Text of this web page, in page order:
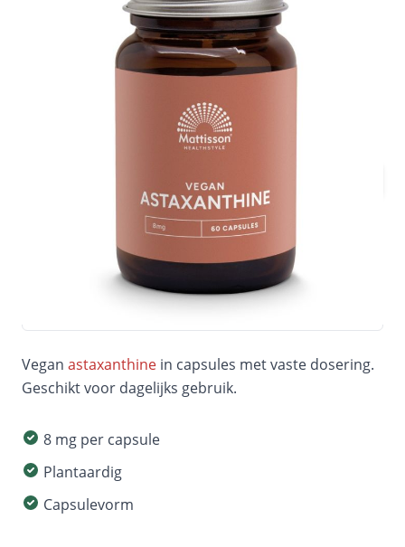
Mix & Match Voordeel!
60 capsules
(THT: 01-04-2027)
Voeg nog slechts €50,00 toe voor gratis
Vegan astaxanthine in capsules met vaste dosering.
Geschikt voor dagelijks gebruik.
8 mg per capsule
Plantaardig
Capsulevorm